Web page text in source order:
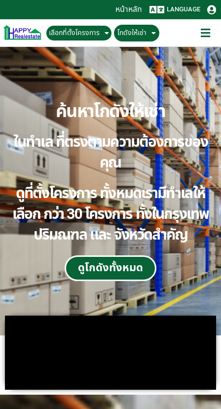
หน้าหลัก LANGUAGE
เลือกที่ตั้งโครงการ โกดังให้เช่า
ค้นหาโกดังให้เช่า
ในทำเล ที่ตรงตามความต้องการของ
คุณ
ดูที่ตั้งโครงการ ทั้งหมดเรามีทำเลให้
เลือก กว่า 30 โครงการ ทั้งในกรุงเทพ
ปริมณฑล และ จังหวัดสำคัญ
ดูโกดังทั้งหมด